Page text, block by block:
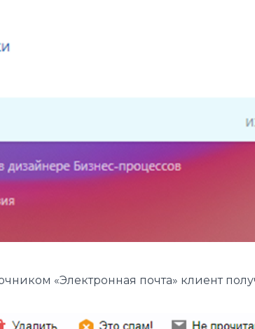
«Электронная почта» клиент